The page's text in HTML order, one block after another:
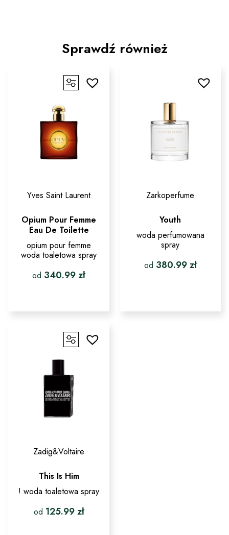
Sprawdź również
Yves Saint Laurent
Opium Pour Femme
Eau De Toilette
opium pour femme
woda toaletowa spray
od 340.99zł
ma
wariantów.
Opcje
można
wybrać
stronie
produktu
Zarkoperfume
Youth
woda perfumowana
spray
od 380.99zł
wiele
Zadig&Voltaire
This Is Him
! woda toaletowa spray
od 125.99zł